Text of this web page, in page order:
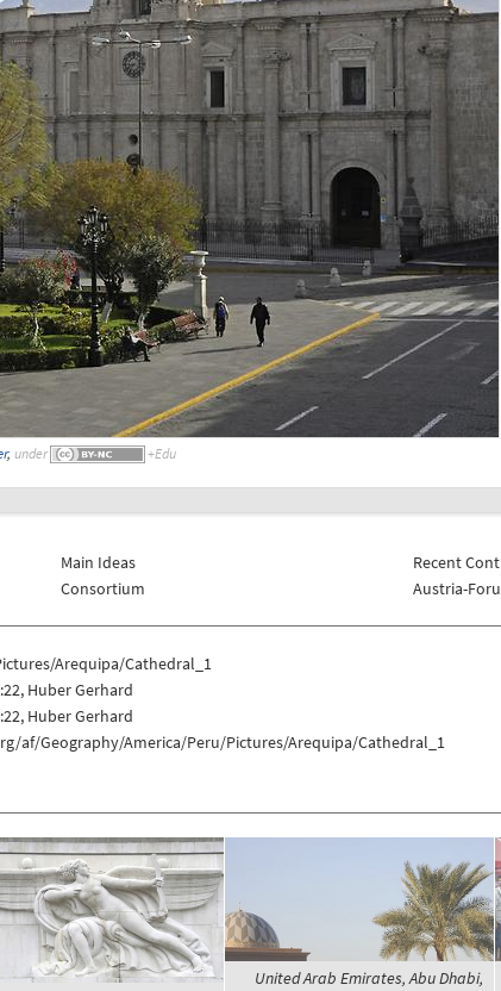
, under
Main Ideas
Consortium
Recent
Austria-
Arequipa/Cathedral_1
Huber Gerhard
Huber Gerhard
af/Geography/America/Peru/Pictures/Arequipa/Cathedral_1
United Arab Emirates, Abu Dhabi,